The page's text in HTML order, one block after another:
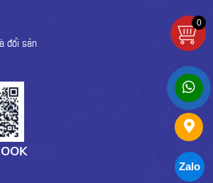
đổi sản
Zalo
0